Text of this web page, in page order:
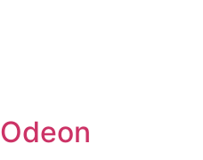
Odeon